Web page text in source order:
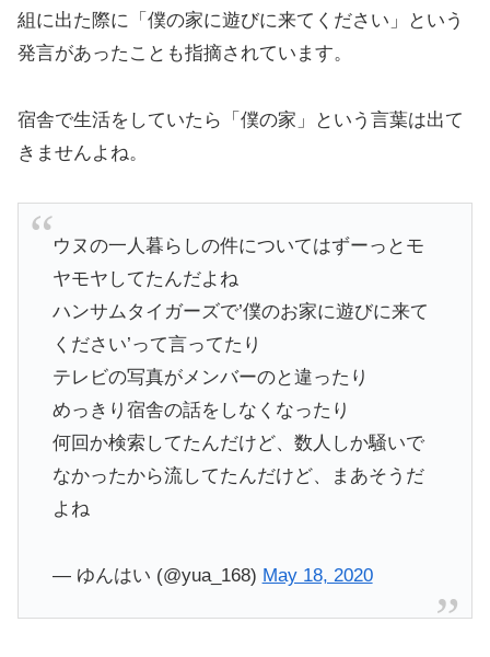
組に出た際に「僕の家に遊びに来てください」という
発言があったことも指摘されています。
宿舎で生活をしていたら「僕の家」という言葉は出て
きませんよね。
ウヌの一人暮らしの件についてはずーっとモ
ヤモヤしてたんだよね
ハンサムタイガーズで’僕のお家に遊びに来て
ください’って言ってたり
テレビの写真がメンバーのと違ったり
めっきり宿舎の話をしなくなったり
何回か検索してたんだけど、数人しか騒いで
なかったから流してたんだけど、まあそうだ
よね
— ゆんはい (@yua_168) May 18, 2020